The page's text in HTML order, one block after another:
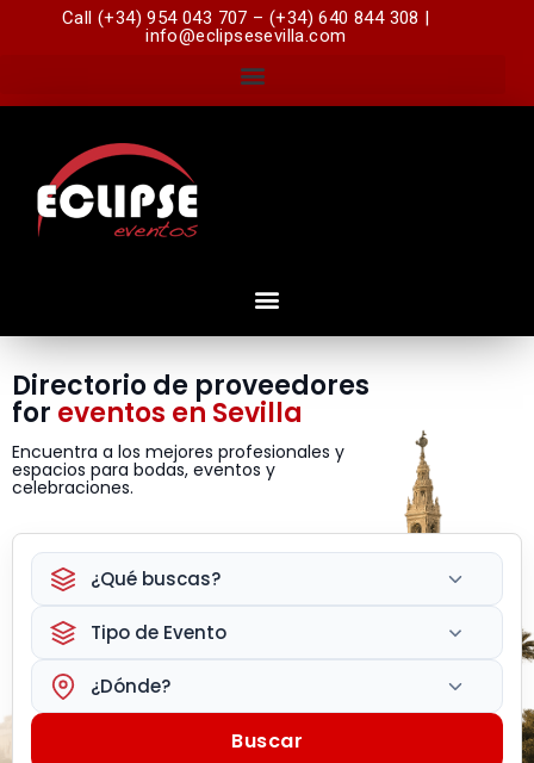
Call (+34) 954 043 707 – (+34) 640 844 308 |
info@eclipsesevilla.com
Directorio de proveedores
for eventos en Sevilla
Encuentra a los mejores profesionales y
espacios para bodas, eventos y
celebraciones.
¿Qué buscas?
Tipo de Evento
¿Dónde?
Buscar